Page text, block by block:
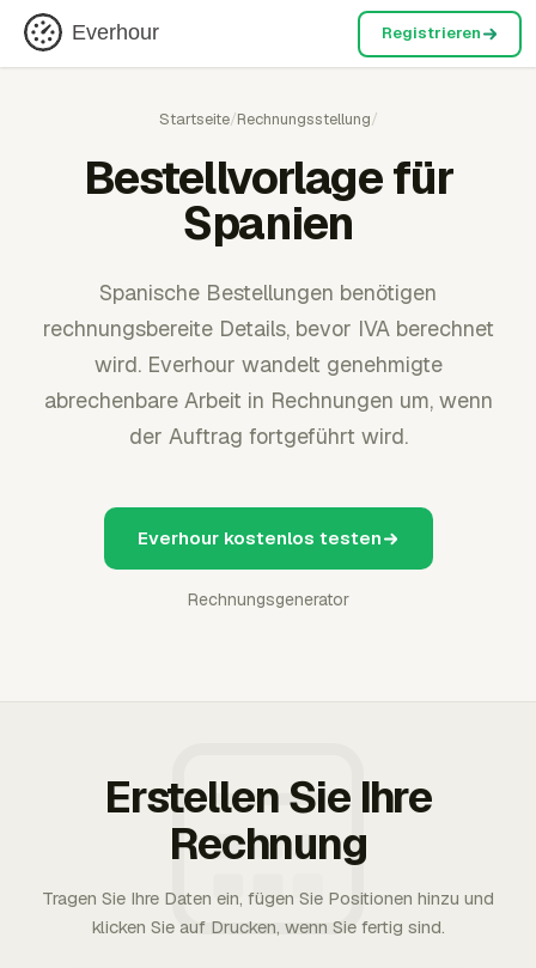
Everhour Registrieren
Startseite/Rechnungsstellung/
Bestellvorlage für
Spanien
Spanische Bestellungen benötigen
rechnungsbereite Details, bevor IVA berechnet
wird. Everhour wandelt genehmigte
abrechenbare Arbeit in Rechnungen um, wenn
der Auftrag fortgeführt wird.
Everhour kostenlos testen
Rechnungsgenerator
Erstellen Sie Ihre
Rechnung
Tragen Sie Ihre Daten ein, fügen Sie Positionen hinzu und
klicken Sie auf Drucken, wenn Sie fertig sind.